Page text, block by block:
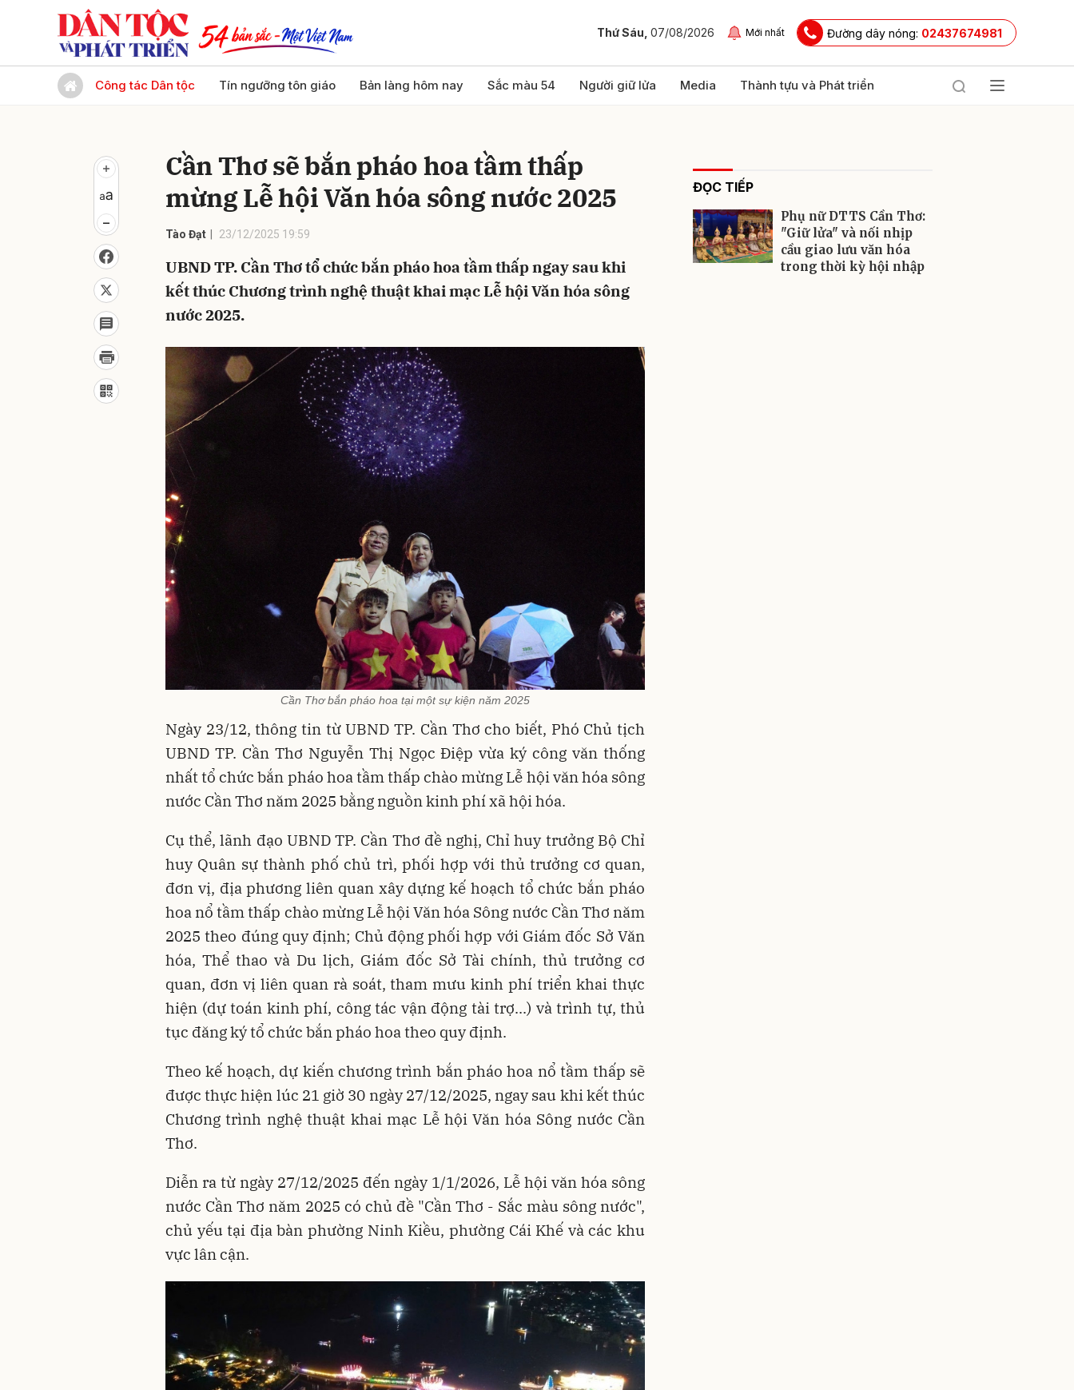
Thứ Sáu, 07/08/2026 Mới nhất Đường dây nóng: 02437674981
Công tác Dân tộc Tín ngưỡng tôn giáo Bản làng hôm nay Sắc màu 54 Người giữ lửa Media Thành tựu và Phát triển
Cần Thơ sẽ bắn pháo hoa tầm thấp
mừng Lễ hội Văn hóa sông nước 2025
Tào Đạt 23/12/2025 19:59
UBND TP. Cần Thơ tổ chức bắn pháo hoa tầm thấp ngay sau khi
kết thúc Chương trình nghệ thuật khai mạc Lễ hội Văn hóa sông
nước 2025.
Cần Thơ bắn pháo hoa tại một sự kiện năm 2025
Ngày 23/12, thông tin từ UBND TP. Cần Thơ cho biết, Phó Chủ tịch
UBND TP. Cần Thơ Nguyễn Thị Ngọc Điệp vừa ký công văn thống
nhất tổ chức bắn pháo hoa tầm thấp chào mừng Lễ hội văn hóa sông
nước Cần Thơ năm 2025 bằng nguồn kinh phí xã hội hóa.
Cụ thể, lãnh đạo UBND TP. Cần Thơ đề nghị, Chỉ huy trưởng Bộ Chỉ
huy Quân sự thành phố chủ trì, phối hợp với thủ trưởng cơ quan,
đơn vị, địa phương liên quan xây dựng kế hoạch tổ chức bắn pháo
hoa nổ tầm thấp chào mừng Lễ hội Văn hóa Sông nước Cần Thơ năm
2025 theo đúng quy định; Chủ động phối hợp với Giám đốc Sở Văn
hóa, Thể thao và Du lịch, Giám đốc Sở Tài chính, thủ trưởng cơ
quan, đơn vị liên quan rà soát, tham mưu kinh phí triển khai thực
hiện (dự toán kinh phí, công tác vận động tài trợ...) và trình tự, thủ
tục đăng ký tổ chức bắn pháo hoa theo quy định.
Theo kế hoạch, dự kiến chương trình bắn pháo hoa nổ tầm thấp sẽ
được thực hiện lúc 21 giờ 30 ngày 27/12/2025, ngay sau khi kết thúc
Chương trình nghệ thuật khai mạc Lễ hội Văn hóa Sông nước Cần
Thơ.
Diễn ra từ ngày 27/12/2025 đến ngày 1/1/2026, Lễ hội văn hóa sông
nước Cần Thơ năm 2025 có chủ đề "Cần Thơ - Sắc màu sông nước",
chủ yếu tại địa bàn phường Ninh Kiều, phường Cái Khế và các khu
vực lân cận.
ĐỌC TIẾP
Phụ nữ DTTS Cần Thơ:
"Giữ lửa" và nối nhịp
cầu giao lưu văn hóa
trong thời kỳ hội nhập
Gửi bình luận
Gửi